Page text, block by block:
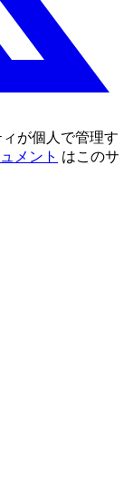
が個人で管理す
メント はこのサ